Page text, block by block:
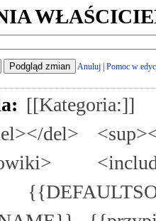
Anuluj Pomoc w
[[Kategoria:]]
del>